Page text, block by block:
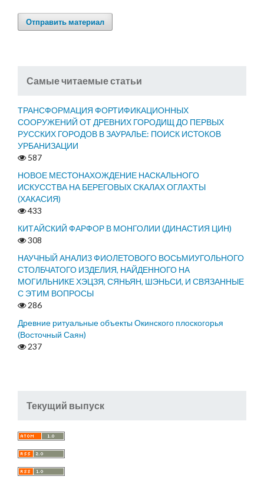
Отправить материал
Самые читаемые статьи
ТРАНСФОРМАЦИЯ ФОРТИФИКАЦИОННЫХ
СООРУЖЕНИЙ ОТ ДРЕВНИХ ГОРОДИЩ ДО ПЕРВЫХ
РУССКИХ ГОРОДОВ В ЗАУРАЛЬЕ: ПОИСК ИСТОКОВ
УРБАНИЗАЦИИ
587
НОВОЕ МЕСТОНАХОЖДЕНИЕ НАСКАЛЬНОГО
ИСКУССТВА НА БЕРЕГОВЫХ СКАЛАХ ОГЛАХТЫ
(ХАКАСИЯ)
433
КИТАЙСКИЙ ФАРФОР В МОНГОЛИИ (ДИНАСТИЯ ЦИН)
308
НАУЧНЫЙ АНАЛИЗ ФИОЛЕТОВОГО ВОСЬМИУГОЛЬНОГО
СТОЛБЧАТОГО ИЗДЕЛИЯ, НАЙДЕННОГО НА
МОГИЛЬНИКЕ ХЭЦЗЯ, СЯНЬЯН, ШЭНЬСИ, И СВЯЗАННЫЕ
С ЭТИМ ВОПРОСЫ
286
Древние ритуальные объекты Окинского плоскогорья
(Восточный Саян)
237
Текущий выпуск